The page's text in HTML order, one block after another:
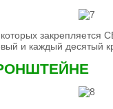
которых
и каждый десятый